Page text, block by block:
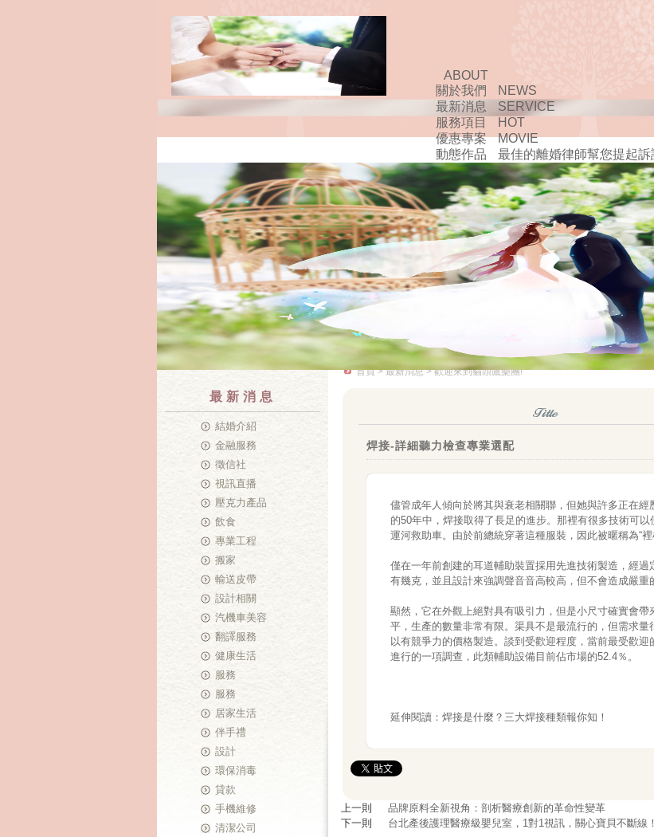
ABOUT
關於我們
NEWS
最新消息
SERVICE
服務項目
HOT
優惠專案
MOVIE
動態作品
最佳的離婚律師幫您提起訴
最新消息
結婚介紹
金融服務
徵信社
視訊直播
壓克力產品
飲食
專業工程
搬家
輸送皮帶
設計相關
汽機車美容
翻譯服務
健康生活
服務
服務
居家生活
伴手禮
設計
環保消毒
貸款
手機維修
清潔公司
首頁>最新消息> 歡迎來到貓頭鷹樂團!
焊接-詳細聽力檢查專業選配
儘管成年人傾向於將其與衰老相關聯，但她與許多正在
的50年中， 焊接取得了長足的進步。那裡有很多技術可
運河救助車。由於前總統穿著這種服裝，因此被暱稱為“裡
僅在一年前創建的耳道輔助裝置採用先進技術製造，經
有幾克，並且設計來強調聲音音高較高，但不會造成嚴重
顯然，它在外觀上絕對具有吸引力，但是小尺寸確實會
平，生產的數量非常有限。渠具不是最流行的，但需求
以有競爭力的價格製造。談到受歡迎程度，當前最受歡
進行的一項調查，此類輔助設備目前佔市場的52.4％。
延伸閱讀： 焊接是什麼？三大焊接種類報你知！
上一則
品牌原料全新視角：剖析醫療創新的革命性變革
下一則
台北產後護理醫療級嬰兒室，1對1視訊，關心寶貝不斷線！